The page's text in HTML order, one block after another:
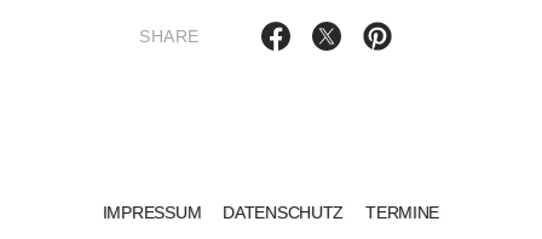
SHARE
IMPRESSUM DATENSCHUTZ TERMINE